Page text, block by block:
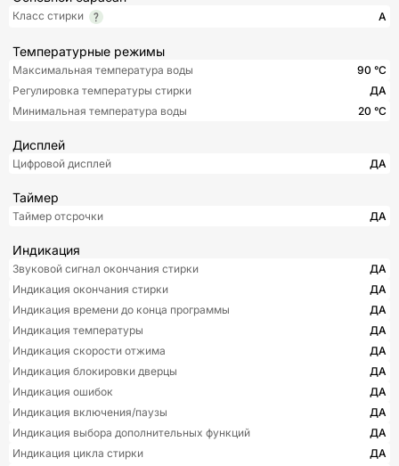
Класс стирки A
Температурные режимы
Максимальная температура воды
90 °С
Регулировка температуры стирки
ДА
Минимальная температура воды
20 °С
Дисплей
Цифровой дисплей ДА
Таймер
Таймер отсрочки ДА
Индикация
Звуковой сигнал окончания стирки
ДА
Индикация окончания стирки
ДА
Индикация времени до конца программы
ДА
Индикация температуры
ДА
Индикация скорости отжима
ДА
Индикация блокировки дверцы
ДА
Индикация ошибок
ДА
Индикация включения/паузы
ДА
Индикация выбора дополнительных функций
ДА
Индикация цикла стирки
ДА